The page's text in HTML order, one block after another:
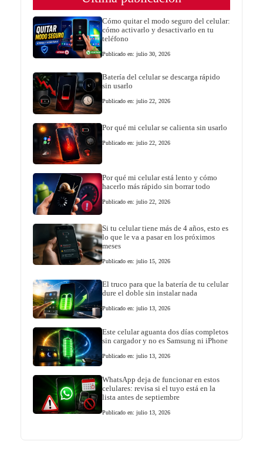
Cómo quitar el modo seguro del celular:
cómo activarlo y desactivarlo en tu
teléfono
Publicado en: julio 30, 2026
Batería del celular se descarga rápido
sin usarlo
Publicado en: julio 22, 2026
Por qué mi celular se calienta sin usarlo
Publicado en: julio 22, 2026
Por qué mi celular está lento y cómo
hacerlo más rápido sin borrar todo
Publicado en: julio 22, 2026
Si tu celular tiene más de 4 años, esto es
lo que le va a pasar en los próximos
meses
Publicado en: julio 15, 2026
El truco para que la batería de tu celular
dure el doble sin instalar nada
Publicado en: julio 13, 2026
Este celular aguanta dos días completos
sin cargador y no es Samsung ni iPhone
Publicado en: julio 13, 2026
WhatsApp deja de funcionar en estos
celulares: revisa si el tuyo está en la
lista antes de septiembre
Publicado en: julio 13, 2026